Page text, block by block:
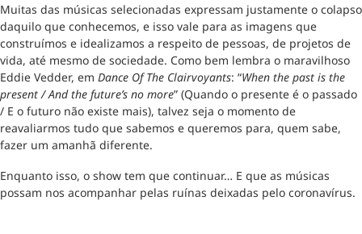
Muitas das músicas selecionadas expressam justamente o colapso
daquilo que conhecemos, e isso vale para as imagens que
construímos e idealizamos a respeito de pessoas, de projetos de
vida, até mesmo de sociedade. Como bem lembra o maravilhoso
Eddie Vedder, em Dance Of The Clairvoyants: “When the past is the
present / And the future’s no more” (Quando o presente é o passado
/ E o futuro não existe mais), talvez seja o momento de
reavaliarmos tudo que sabemos e queremos para, quem sabe,
fazer um amanhã diferente.
Enquanto isso, o show tem que continuar… E que as músicas
possam nos acompanhar pelas ruínas deixadas pelo coronavírus.